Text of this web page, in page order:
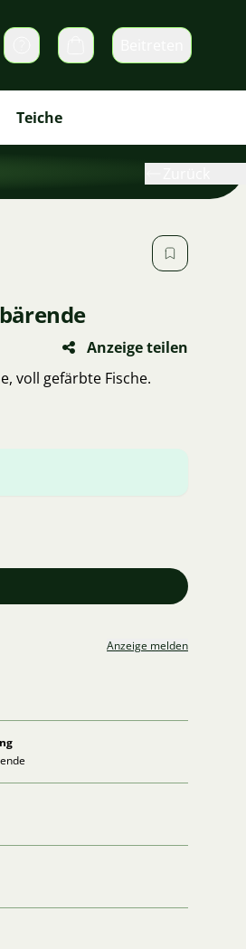
Warenkorb
Teiche
Anzeige teilen
voll gefärbte Fische.
Anzeige melden